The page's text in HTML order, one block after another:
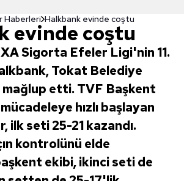
Haberleri Halkbank evinde coştu
evinde coştu
Sigorta Efeler Ligi'nin 11.
Tokat Belediye
etti. TVF Başkent
hızlı başlayan
ilk seti 25-21 kazandı.
kontrolünü elde
ekibi, ikinci seti de